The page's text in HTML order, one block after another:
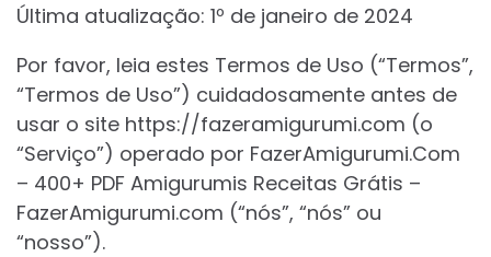
Última atualização: 1º de janeiro de 2024
Por favor, leia estes Termos de Uso (“Termos”,
“Termos de Uso”) cuidadosamente antes de
usar o site https://fazeramigurumi.com (o
“Serviço”) operado por FazerAmigurumi.Com
– 400+ PDF Amigurumis Receitas Grátis –
FazerAmigurumi.com (“nós”, “nós” ou
“nosso”).